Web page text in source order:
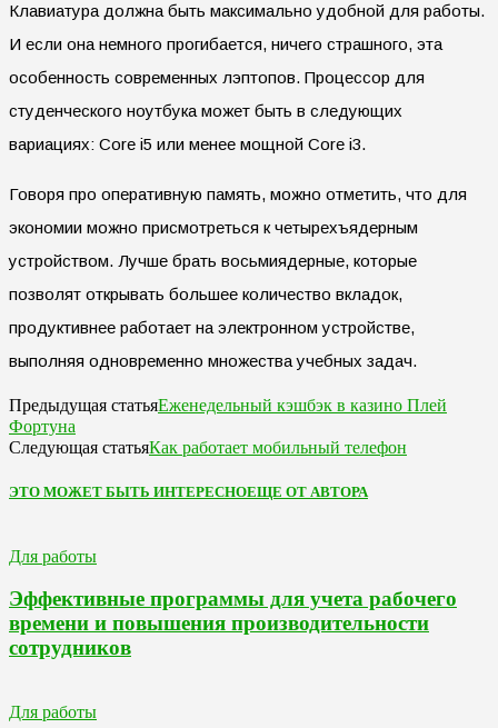
Клавиатура должна быть максимально удобной для работы.
И если она немного прогибается, ничего страшного, эта
особенность современных лэптопов. Процессор для
студенческого ноутбука может быть в следующих
вариациях: Core i5 или менее мощной Core i3.
Говоря про оперативную память, можно отметить, что для
экономии можно присмотреться к четырехъядерным
устройством. Лучше брать восьмиядерные, которые
позволят открывать большее количество вкладок,
продуктивнее работает на электронном устройстве,
выполняя одновременно множества учебных задач.
Предыдущая статьяЕженедельный кэшбэк в казино Плей
Фортуна
Следующая статьяКак работает мобильный телефон
ЭТО МОЖЕТ БЫТЬ ИНТЕРЕСНОЕЩЕ ОТ АВТОРА
Для работы
Эффективные программы для учета рабочего
времени и повышения производительности
сотрудников
Для работы